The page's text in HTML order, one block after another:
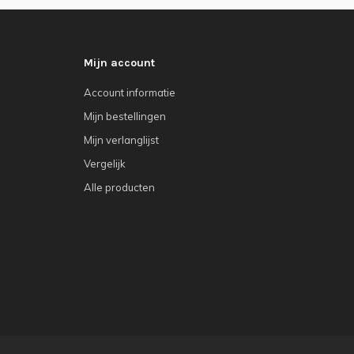
Mijn account
Account informatie
Mijn bestellingen
Mijn verlanglijst
Vergelijk
Alle producten